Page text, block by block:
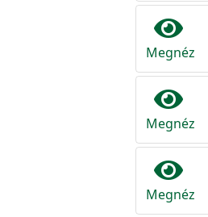
Megnéz
Megnéz
Megnéz